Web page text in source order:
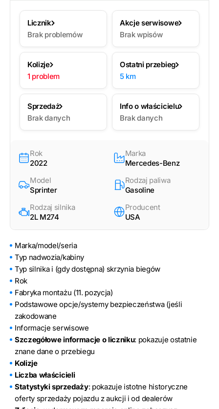
Licznik
Brak problemów
Akcje serwisowe
Brak wpisów
Kolizje
1 problem
Ostatni przebieg
5 km
Sprzedaż
Brak danych
Info o właścicielu
Brak danych
Rok
2022
Marka
Mercedes-Benz
Model
Sprinter
Rodzaj paliwa
Gasoline
Rodzaj silnika
2L M274
Producent
USA
Marka/model/seria
Typ nadwozia/kabiny
Typ silnika i (gdy dostępna) skrzynia biegów
Rok
Fabryka montażu (11. pozycja)
Podstawowe opcje/systemy bezpieczeństwa (jeśli
zakodowane
Informacje serwisowe
Szczegółowe informacje o liczniku: pokazuje ostatnie
znane dane o przebiegu
Kolizje
Liczba właścicieli
Statystyki sprzedaży: pokazuje istotne historyczne
oferty sprzedaży pojazdu z aukcji i od dealerów